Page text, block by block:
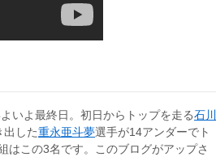
いよ最終日。初日からトップを走る石川
した重永亜斗夢選手が14アンダーでト
はこの3名です。このブログがアップさ